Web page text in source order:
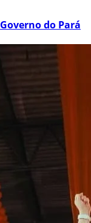
do Pará